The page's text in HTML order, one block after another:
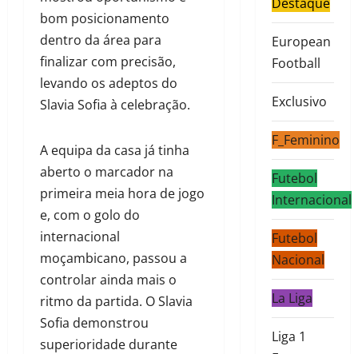
bom posicionamento
dentro da área para
finalizar com precisão,
levando os adeptos do
Slavia Sofia à celebração.
A equipa da casa já tinha
aberto o marcador na
primeira meia hora de jogo
e, com o golo do
internacional
moçambicano, passou a
controlar ainda mais o
ritmo da partida. O Slavia
Sofia demonstrou
superioridade durante
Destaque
European
Football
Exclusivo
F_Feminino
Futebol
Internacional
Futebol
Nacional
La Liga
Liga 1